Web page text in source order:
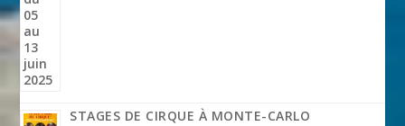
STAGES DE CIRQUE À MONTE-CARLO